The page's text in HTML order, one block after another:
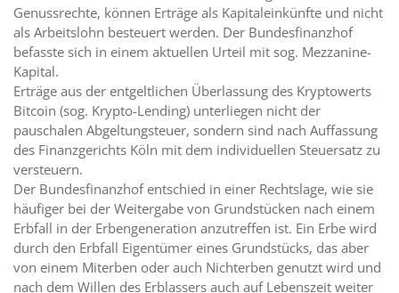
Genussrechte, können Erträge als Kapitaleinkünfte und nicht
als Arbeitslohn besteuert werden. Der Bundesfinanzhof
befasste sich in einem aktuellen Urteil mit sog. Mezzanine-
Kapital.
Erträge aus der entgeltlichen Überlassung des Kryptowerts
Bitcoin (sog. Krypto-Lending) unterliegen nicht der
pauschalen Abgeltungsteuer, sondern sind nach Auffassung
des Finanzgerichts Köln mit dem individuellen Steuersatz zu
versteuern.
Der Bundesfinanzhof entschied in einer Rechtslage, wie sie
häufiger bei der Weitergabe von Grundstücken nach einem
Erbfall in der Erbengeneration anzutreffen ist. Ein Erbe wird
durch den Erbfall Eigentümer eines Grundstücks, das aber
von einem Miterben oder auch Nichterben genutzt wird und
nach dem Willen des Erblassers auch auf Lebenszeit weiter